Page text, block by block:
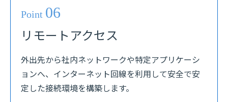
Point 06
リモートアクセス
外出先から社内ネットワークや特定アプリケーシ
ョンへ、インターネット回線を利用して安全で安
定した接続環境を構築します。